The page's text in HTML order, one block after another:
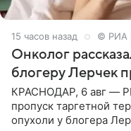
15 часов назад © РИА
Онколог
блогеру Лерчек
КРАСНОДАР, 6 авг —
пропуск таргетной
опухоли у блогера